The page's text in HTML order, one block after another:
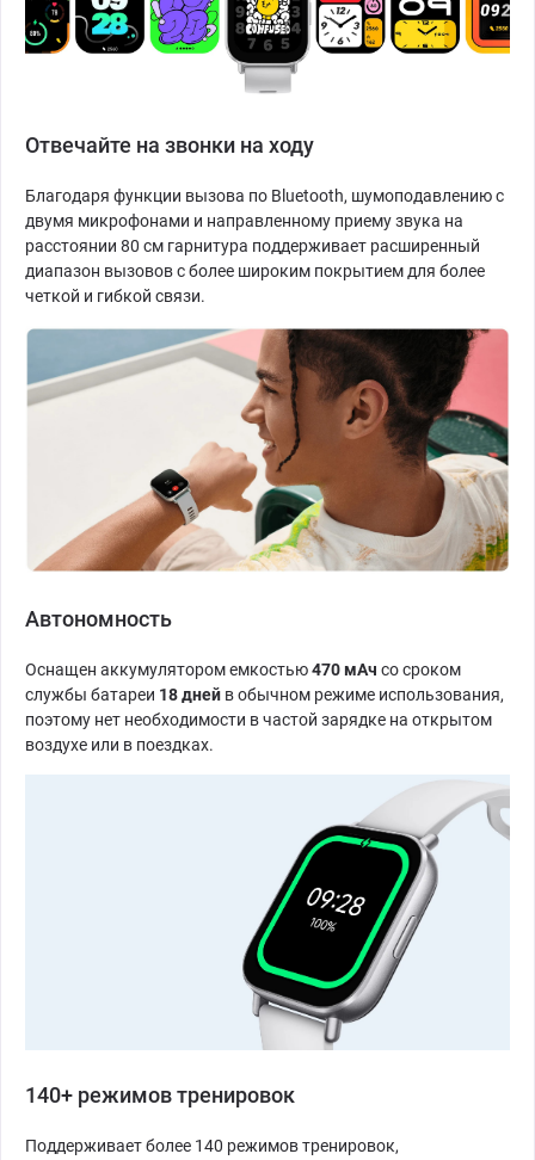
Отвечайте на звонки на ходу
Благодаря функции вызова по Bluetooth, шумоподавлению с
двумя микрофонами и направленному приему звука на
расстоянии 80 см гарнитура поддерживает расширенный
диапазон вызовов с более широким покрытием для более
четкой и гибкой связи.
Автономность
Оснащен аккумулятором емкостью470 мАч со сроком
службы батареи 18 дней в обычном режиме использования,
поэтому нет необходимости в частой зарядке на открытом
воздухе или в поездках.
140+ режимов тренировок
Поддерживает более 140 режимов тренировок,